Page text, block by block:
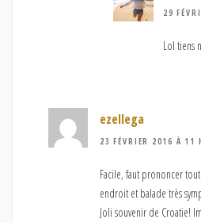
29
Lol tiens
ezellega
23 FÉVRIER 2016 À 11
Facile, faut prononcer
endroit et balade très
Joli souvenir de Croatie!